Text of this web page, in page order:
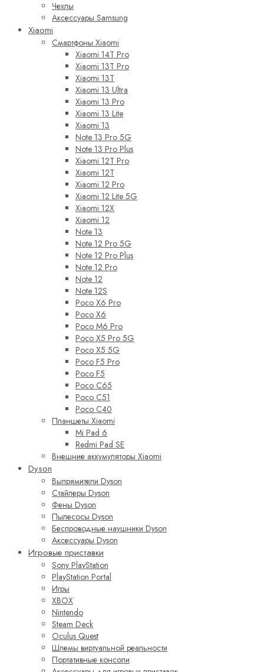
Чехлы
Аксессуары Samsung
Xiaomi
Смартфоны Xiaomi
Xiaomi 14T Pro
Xiaomi 13T Pro
Xiaomi 13T
Xiaomi 13 Ultra
Xiaomi 13 Pro
Xiaomi 13 Lite
Xiaomi 13
Note 13 Pro 5G
Note 13 Pro Plus
Xiaomi 12T Pro
Xiaomi 12T
Xiaomi 12 Pro
Xiaomi 12 Lite 5G
Xiaomi 12X
Xiaomi 12
Note 13
Note 12 Pro 5G
Note 12 Pro Plus
Note 12 Pro
Note 12
Note 12S
Poco X6 Pro
Poco X6
Poco M6 Pro
Poco X5 Pro 5G
Poco X5 5G
Poco F5 Pro
Poco F5
Poco C65
Poco C51
Poco C40
Планшеты Xiaomi
Mi Pad 6
Redmi Pad SE
Внешние аккумуляторы Xiaomi
Dyson
Выпрямители Dyson
Стайлеры Dyson
Фены Dyson
Пылесосы Dyson
Беспроводные наушники Dyson
Аксессуары Dyson
Игровые приставки
Sony PlayStation
PlayStation Portal
Игры
XBOX
Nintendo
Steam Deck
Oculus Quest
Шлемы виртуальной реальности
Портативные консоли